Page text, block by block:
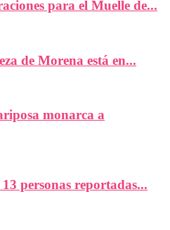
para el Muelle de...
de Morena está en...
monarca a
personas reportadas...